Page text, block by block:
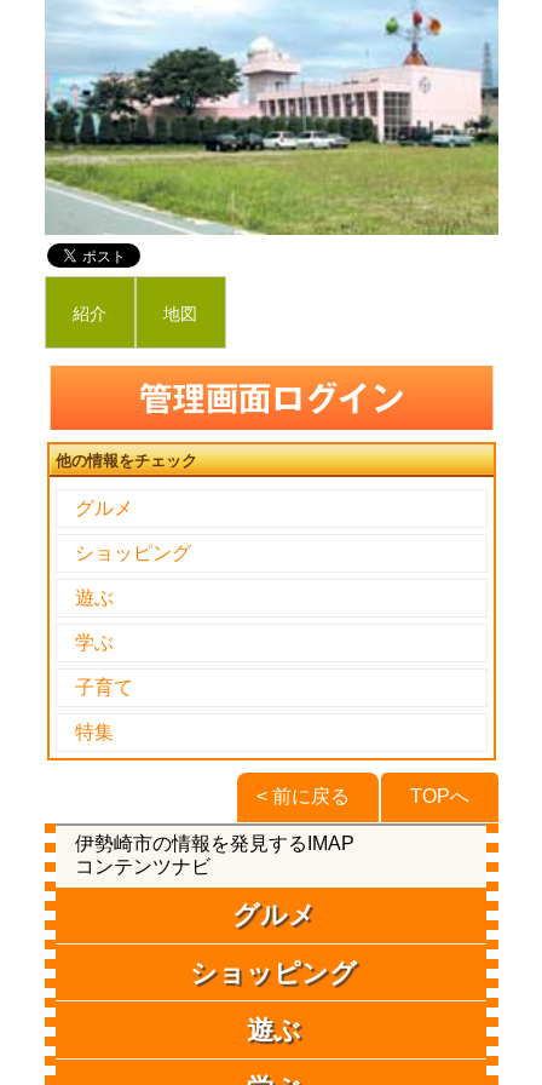
紹介 地図
他の情報をチェック
グルメ
ショッピング
遊ぶ
学ぶ
子育て
特集
TOPへ
< 前に戻る
伊勢崎市の情報を発見するIMAP
コンテンツナビ
グルメ
ショッピング
遊ぶ